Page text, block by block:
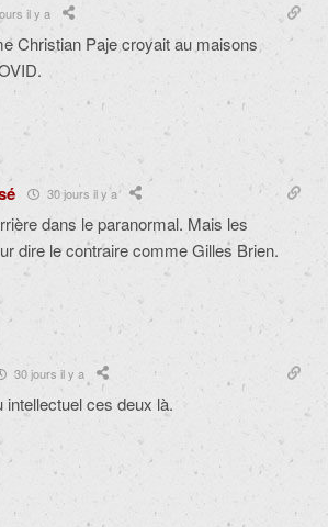
il y a
Christian Paje croyait au maisons
30 jours il y a
dans le paranormal. Mais les
dire le contraire comme Gilles Brien.
30 jours il y a
intellectuel ces deux là.